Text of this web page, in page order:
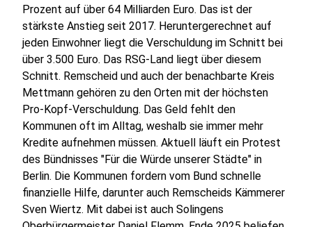
Prozent auf über 64 Milliarden Euro. Das ist der
stärkste Anstieg seit 2017. Heruntergerechnet auf
jeden Einwohner liegt die Verschuldung im Schnitt bei
über 3.500 Euro. Das RSG-Land liegt über diesem
Schnitt. Remscheid und auch der benachbarte Kreis
Mettmann gehören zu den Orten mit der höchsten
Pro-Kopf-Verschuldung. Das Geld fehlt den
Kommunen oft im Alltag, weshalb sie immer mehr
Kredite aufnehmen müssen. Aktuell läuft ein Protest
des Bündnisses "Für die Würde unserer Städte" in
Berlin. Die Kommunen fordern vom Bund schnelle
finanzielle Hilfe, darunter auch Remscheids Kämmerer
Sven Wiertz. Mit dabei ist auch Solingens